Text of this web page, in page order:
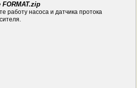
FORMAT.zip
работу насоса и датчика протока